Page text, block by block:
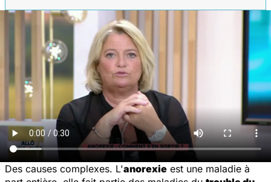
Des causes complexes. L'anorexie est une maladie à